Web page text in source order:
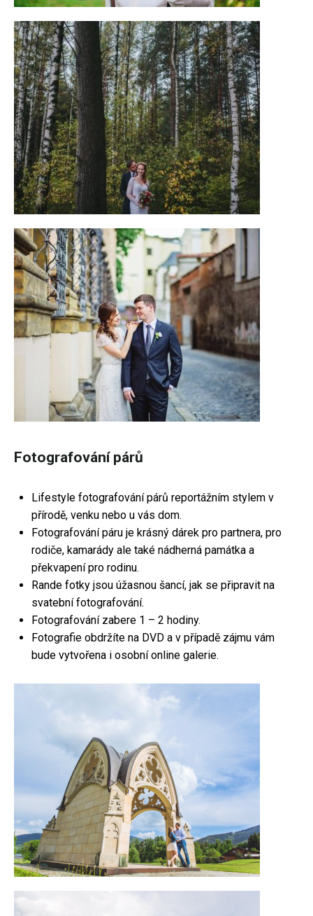
Fotografování párů
Lifestyle fotografování párů reportážním stylem v
přírodě, venku nebo u vás dom.
Fotografování páru je krásný dárek pro partnera, pro
rodiče, kamarády ale také nádherná památka a
překvapení pro rodinu.
Rande fotky jsou úžasnou šancí, jak se připravit na
svatební fotografování.
Fotografování zabere 1 – 2 hodiny.
Fotografie obdržíte na DVD a v případě zájmu vám
bude vytvořena i osobní online galerie.